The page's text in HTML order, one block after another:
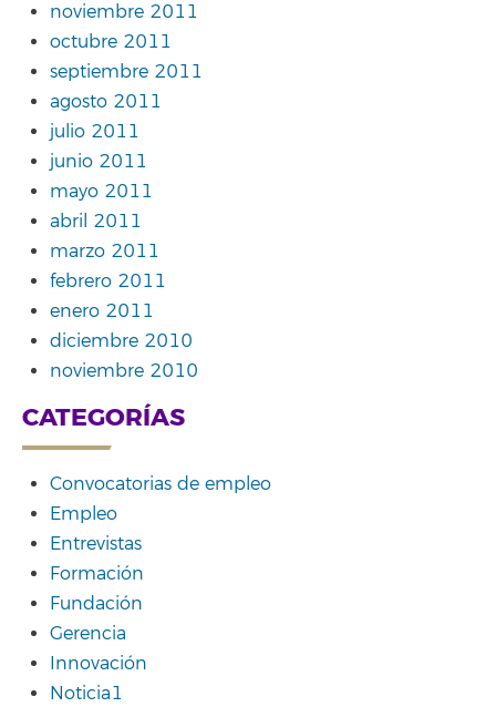
noviembre 2011
octubre 2011
septiembre 2011
agosto 2011
julio 2011
junio 2011
mayo 2011
abril 2011
marzo 2011
febrero 2011
enero 2011
diciembre 2010
noviembre 2010
CATEGORÍAS
Convocatorias de empleo
Empleo
Entrevistas
Formación
Fundación
Gerencia
Innovación
Noticia1